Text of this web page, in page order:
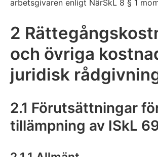
arbetsgivaren enligt NärSkL 8 § 1
2
och övriga
juridisk
2.1 Förutsättningar
tillämpning av ISkL